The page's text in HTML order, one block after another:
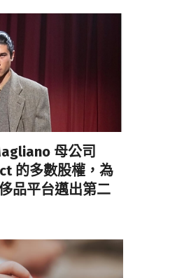
母公司
的多數股權，為
品平台邁出第二